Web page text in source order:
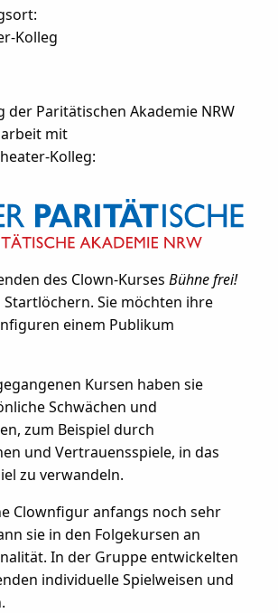
Kolleg
der Paritätischen Akademie NRW
mit
Kolleg:
des Clown-Kurses Bühne frei!
Sie möchten ihre
einem Publikum
Kursen haben sie
Schwächen und
zum Beispiel durch
und Vertrauensspiele, in das
zu verwandeln.
Clownfigur anfangs noch sehr
sie in den Folgekursen an
In der Gruppe entwickelten
individuelle Spielweisen und